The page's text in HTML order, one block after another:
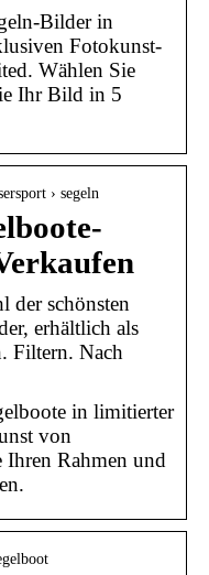
Bilder in
Fotokunst-
Wählen Sie
Ihr Bild in 5
› segeln
der schönsten
erhältlich als
Filtern. Nach
in limitierter
von
Rahmen und